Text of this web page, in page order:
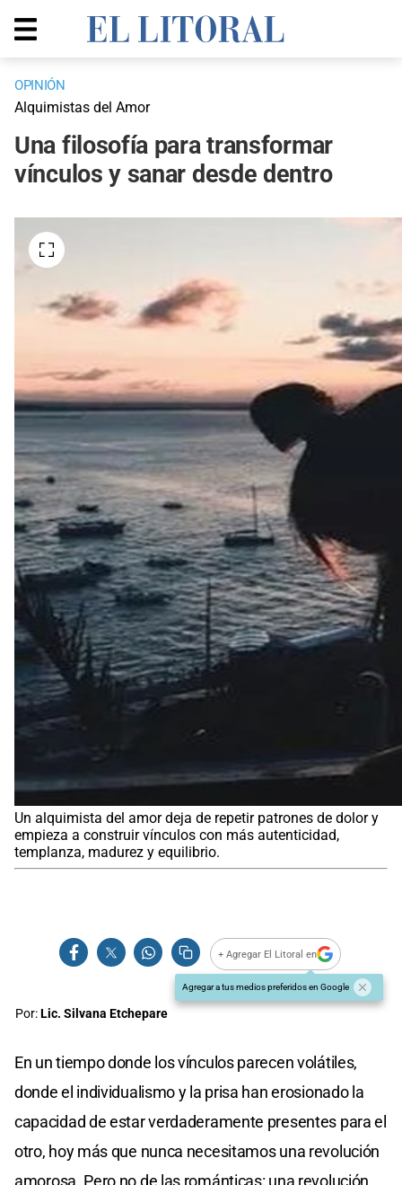
OPINIÓN
Alquimistas del Amor
Una filosofía para transformar
vínculos y sanar desde dentro
Un alquimista del amor deja de repetir patrones de dolor y
empieza a construir vínculos con más autenticidad,
templanza, madurez y equilibrio.
+ Agregar El Litoral en
Agregar a tus medios preferidos en Google
Por:Lic. Silvana Etchepare
En un tiempo donde los vínculos parecen volátiles,
donde el individualismo y la prisa han erosionado la
capacidad de estar verdaderamente presentes para el
otro, hoy más que nunca necesitamos una revolución
amorosa. Pero no de las románticas: una revolución